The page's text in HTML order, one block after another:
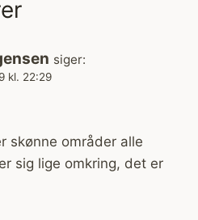
siger:
kl. 22:29
skønne områder alle
sig lige omkring, det er